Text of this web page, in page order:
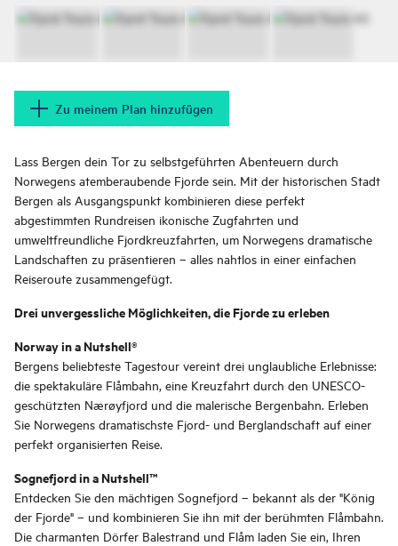
Zu meinem Plan hinzufügen
Lass Bergen dein Tor zu selbstgeführten Abenteuern durch
Norwegens atemberaubende Fjorde sein. Mit der historischen Stadt
Bergen als Ausgangspunkt kombinieren diese perfekt
abgestimmten Rundreisen ikonische Zugfahrten und
umweltfreundliche Fjordkreuzfahrten, um Norwegens dramatische
Landschaften zu präsentieren – alles nahtlos in einer einfachen
Reiseroute zusammengefügt.
Drei unvergessliche Möglichkeiten, die Fjorde zu erleben
Norway in a Nutshell®
Bergens beliebteste Tagestour vereint drei unglaubliche Erlebnisse:
die spektakuläre Flåmbahn, eine Kreuzfahrt durch den UNESCO-
geschützten Nærøyfjord und die malerische Bergenbahn. Erleben
Sie Norwegens dramatischste Fjord- und Berglandschaft auf einer
perfekt organisierten Reise.
Sognefjord in a Nutshell™
Entdecken Sie den mächtigen Sognefjord – bekannt als der "König
der Fjorde" – und kombinieren Sie ihn mit der berühmten Flåmbahn.
Die charmanten Dörfer Balestrand und Flåm laden Sie ein, Ihren